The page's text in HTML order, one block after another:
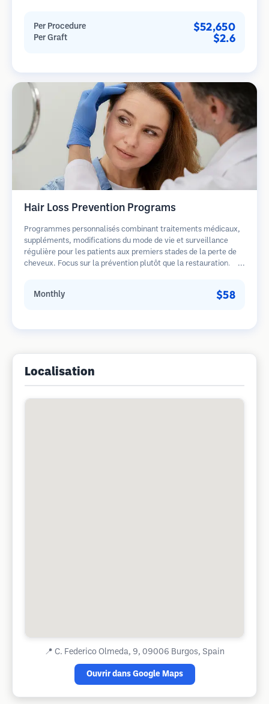
Per Procedure $52,650
Per Graft $2.6
Hair Loss Prevention Programs
Programmes personnalisés combinant traitements médicaux,
suppléments, modifications du mode de vie et surveillance
régulière pour les patients aux premiers stades de la perte de
cheveux. Focus sur la prévention plutôt que la restauration.
Monthly $58
Localisation
📍 C. Federico Olmeda, 9, 09006 Burgos, Spain
Ouvrir dans Google Maps